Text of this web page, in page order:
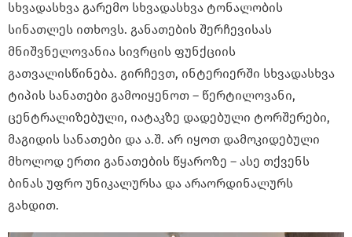
სხვადასხვა გარემო სხვადასხვა ტონალობის
სინათლეს ითხოვს. განათების შერჩევისას
მნიშვნელოვანია სივრცის ფუნქციის
გათვალისწინება. გირჩევთ, ინტერიერში სხვადასხვა
ტიპის სანათები გამოიყენოთ – წერტილოვანი,
ცენტრალიზებული, იატაკზე დადებული ტორშერები,
მაგიდის სანათები და ა.შ. არ იყოთ დამოკიდებული
მხოლოდ ერთი განათების წყაროზე – ასე თქვენს
ბინას უფრო უნიკალურსა და არაორდინალურს
გახდით.